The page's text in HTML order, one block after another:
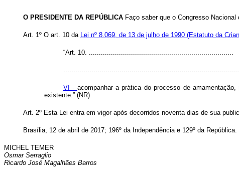
O PRESIDENTE DA REPÚBLICA Faço saber que o Congresso
Art. 1º O art. 10 da Lei nº 8.069, de 13 de julho de 1990 (Estatuto da
“Art. 10. ........................................................................
VI - acompanhar a prática do processo de
existente.” (NR)
Art. 2º Esta Lei entra em vigor após decorridos noventa dias de sua
Brasília, 12 de abril de 2017; 196º da Independência e 129º da República.
MICHEL TEMER
Osmar Serraglio
Ricardo José Magalhães Barros